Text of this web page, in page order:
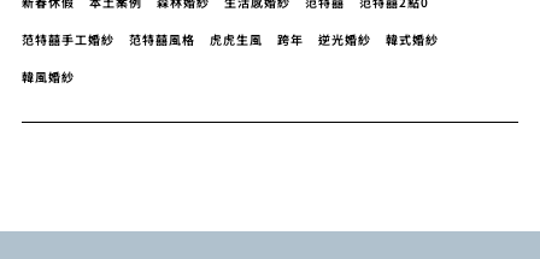
范特囍手工婚紗 范特囍風格 虎虎生風 跨年 逆光婚紗 韓式婚紗
韓風婚紗